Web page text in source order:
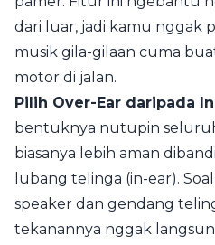
dari luar, jadi kamu nggak
musik gila-gilaan cuma
motor di jalan.
Pilih Over-Ear daripada
bentuknya nutupin
biasanya lebih aman
lubang telinga (in-ear).
speaker dan gendang
tekanannya nggak